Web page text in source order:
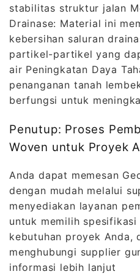
stabilitas struktur jalan
Drainase: Material ini
kebersihan saluran
partikel-partikel yang
air Peningkatan Daya
penanganan tanah
berfungsi untuk
Penutup: Proses
Woven untuk Proyek
Anda dapat memesan
dengan mudah melalui
menyediakan layanan
untuk memilih spesifikasi
kebutuhan proyek Anda,
menghubungi supplier
informasi lebih lanjut